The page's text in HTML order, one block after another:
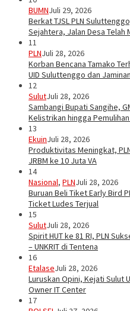
BUMNJuli 29, 2026
Berkat TJSL PLN
Sejahtera, Jalan Desa Telah
11
PLNJuli 28, 2026
Korban Bencana Tamako
UID Suluttenggo dan
12
SulutJuli 28, 2026
Sambangi Bupati Sangihe,
Kelistrikan hingga
13
EkuinJuli 28, 2026
Produktivitas Meningkat,
JRBM ke 10 Juta VA
14
Nasional, PLNJuli 28, 2026
Buruan Beli Tiket Early Bird
Ticket Ludes Terjual
15
SulutJuli 28, 2026
Spirit HUT ke 81 RI, PLN
– UNKRIT di Tentena
16
EtalaseJuli 28, 2026
Luruskan Opini, Kejati Sulut
Owner IT Center
17